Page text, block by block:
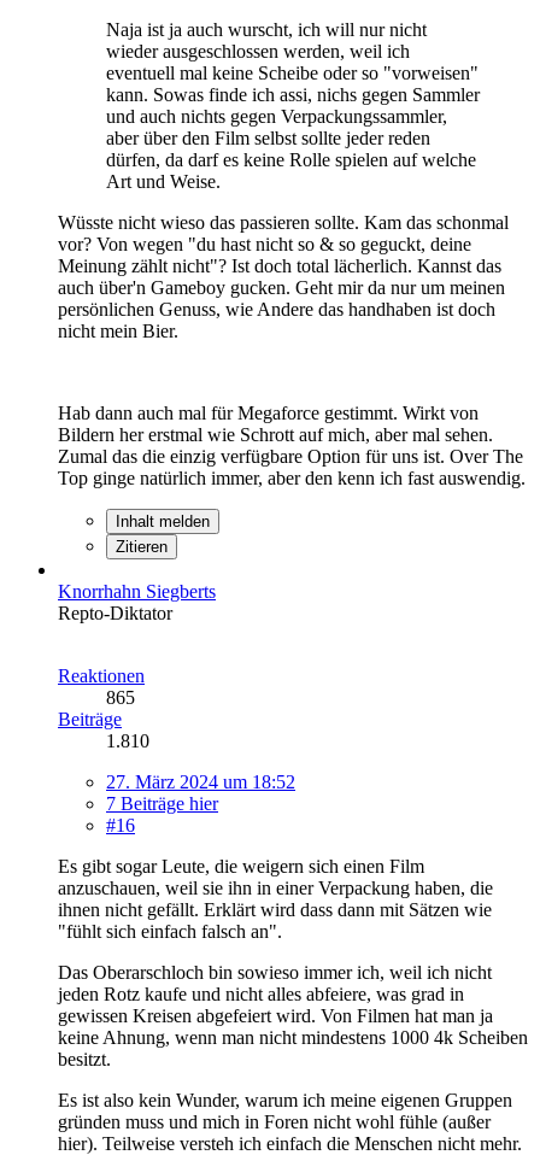
Naja ist ja auch wurscht, ich will nur nicht
wieder ausgeschlossen werden, weil ich
eventuell mal keine Scheibe oder so "vorweisen"
kann. Sowas finde ich assi, nichs gegen Sammler
und auch nichts gegen Verpackungssammler,
aber über den Film selbst sollte jeder reden
dürfen, da darf es keine Rolle spielen auf welche
Art und Weise.
Wüsste nicht wieso das passieren sollte. Kam das schonmal
vor? Von wegen "du hast nicht so & so geguckt, deine
Meinung zählt nicht"? Ist doch total lächerlich. Kannst das
auch über'n Gameboy gucken. Geht mir da nur um meinen
persönlichen Genuss, wie Andere das handhaben ist doch
nicht mein Bier.
Hab dann auch mal für Megaforce gestimmt. Wirkt von
Bildern her erstmal wie Schrott auf mich, aber mal sehen.
Zumal das die einzig verfügbare Option für uns ist. Over The
Top ginge natürlich immer, aber den kenn ich fast auswendig.
Inhalt melden
Zitieren
Knorrhahn Siegberts
Repto-Diktator
Reaktionen
865
Beiträge
1.810
27. März 2024 um 18:52
7 Beiträge hier
#16
Es gibt sogar Leute, die weigern sich einen Film
anzuschauen, weil sie ihn in einer Verpackung haben, die
ihnen nicht gefällt. Erklärt wird dass dann mit Sätzen wie
"fühlt sich einfach falsch an".
Das Oberarschloch bin sowieso immer ich, weil ich nicht
jeden Rotz kaufe und nicht alles abfeiere, was grad in
gewissen Kreisen abgefeiert wird. Von Filmen hat man ja
keine Ahnung, wenn man nicht mindestens 1000 4k Scheiben
besitzt.
Es ist also kein Wunder, warum ich meine eigenen Gruppen
gründen muss und mich in Foren nicht wohl fühle (außer
hier). Teilweise versteh ich einfach die Menschen nicht mehr.